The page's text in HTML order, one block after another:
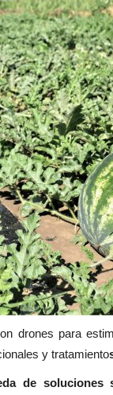
drones para
y tratamiento
de soluciones